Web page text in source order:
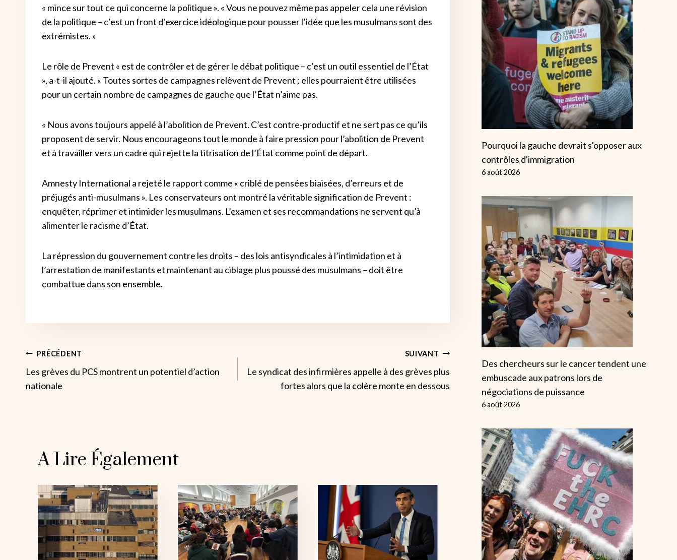
« mince sur tout ce qui concerne la politique ». « Vous ne pouvez même pas appeler cela une révision
de la politique – c’est un front d’exercice idéologique pour pousser l’idée que les musulmans sont des
extrémistes. »
Le rôle de Prevent « est de contrôler et de gérer le débat politique – c’est un outil essentiel de l’État
», a-t-il ajouté. « Toutes sortes de campagnes relèvent de Prevent ; elles pourraient être utilisées
pour un certain nombre de campagnes de gauche que l’État n’aime pas.
« Nous avons toujours appelé à l’abolition de Prevent. C’est contre-productif et ne sert pas ce qu’ils
proposent de servir. Nous encourageons tout le monde à faire pression pour l’abolition de Prevent
et à travailler vers un cadre qui rejette la titrisation de l’État comme point de départ.
Amnesty International a rejeté le rapport comme « criblé de pensées biaisées, d’erreurs et de
préjugés anti-musulmans ». Les conservateurs ont montré la véritable signification de Prevent :
enquêter, réprimer et intimider les musulmans. L’examen et ses recommandations ne servent qu’à
alimenter le racisme d’État.
La répression du gouvernement contre les droits – des lois antisyndicales à l’intimidation et à
l’arrestation de manifestants et maintenant au ciblage plus poussé des musulmans – doit être
combattue dans son ensemble.
Navigation
De
PRÉCÉDENT
Les grèves du PCS montrent un potentiel d’action
nationale
SUIVANT
Le syndicat des infirmières appelle à des grèves plus
fortes alors que la colère monte en dessous
A Lire Également
Pourquoi la gauche devrait s'opposer aux
contrôles d'immigration
6 août 2026
Des chercheurs sur le cancer tendent une
embuscade aux patrons lors de
négociations de puissance
6 août 2026